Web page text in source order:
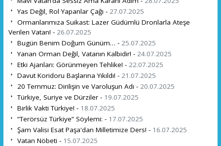
Yas Değil, Rol Yapanlar Çağı - 27.07.2025
Ormanlarımıza Suikast: Lazer Güdümlü Dronlarla Ateşe
Verilen Vatan! - 26.07.2025
Bugün Benim Doğum Günüm… - 25.07.2025
Yanan Orman Değil, Vatanın Kalbidir! - 24.07.2025
Etki Ajanları: Görünmeyen Tehlike! - 22.07.2025
Davut Koridoru Başlarına Yıkıldı! - 21.07.2025
20 Temmuz: Dirilişin ve Varoluşun Adı - 20.07.2025
Türkiye, Suriye ve Dürziler - 19.07.2025
Birlik Vakti Türkiye! - 18.07.2025
“Terörsüz Türkiye” Söylemi: - 17.07.2025
Şam Valisi Esat Paşa'dan Milletimize Ders! - 16.07.2025
Vatan Nöbeti - 15.07.2025